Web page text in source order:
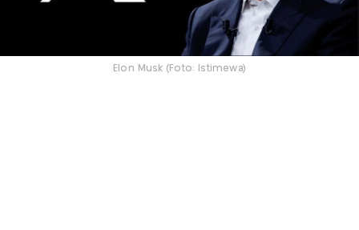
Elon Musk (Foto: Istimewa)